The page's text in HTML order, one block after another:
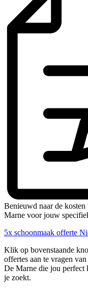
Benieuwd naar de
Marne voor jouw
5x schoonmaak offerte
Klik op bovenstaande
offertes aan te vragen
De Marne die jou perfect
je zoekt.